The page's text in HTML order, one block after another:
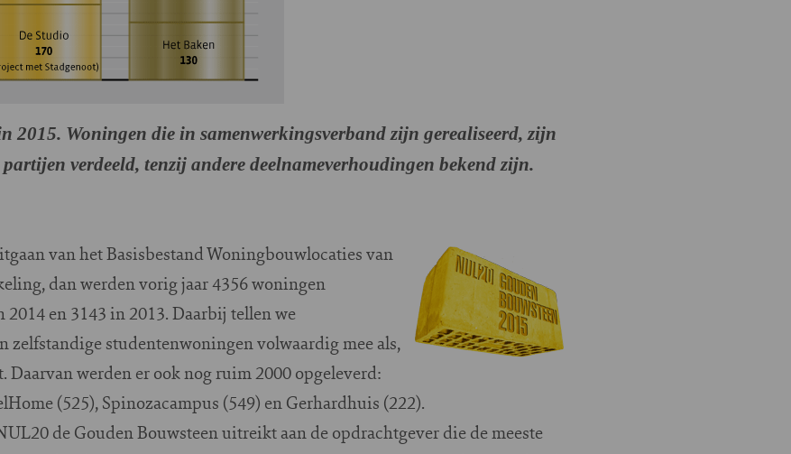
2015. Woningen die in samenwerkingsverband zijn gerealiseerd, zijn
verdeeld, tenzij andere deelnameverhoudingen bekend zijn.
van het Basisbestand Woningbouwlocaties van
dan werden vorig jaar 4356 woningen
en 3143 in 2013. Daarbij tellen we
zelfstandige studentenwoningen volwaardig mee als,
werden er ook nog ruim 2000 opgeleverd:
(525), Spinozacampus (549) en Gerhardhuis (222).
de Gouden Bouwsteen uitreikt aan de opdrachtgever die de meeste